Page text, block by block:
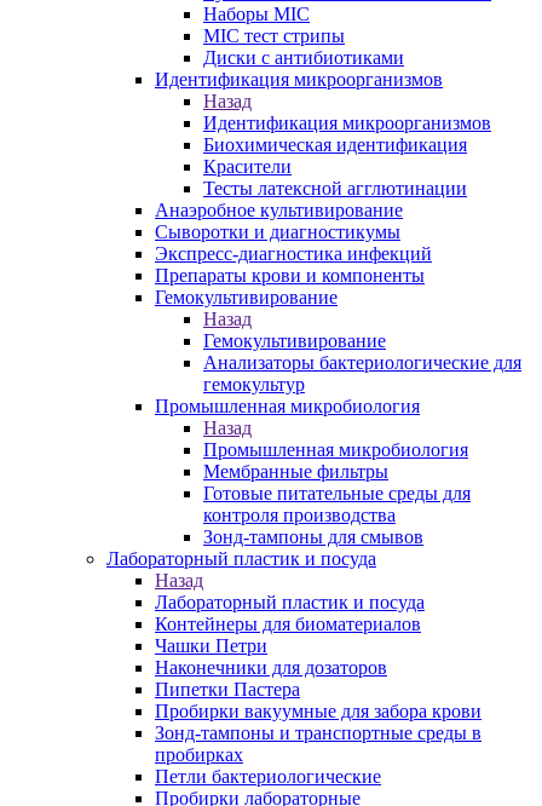
Наборы MIC
MIC тест стрипы
Диски с антибиотиками
Идентификация микроорганизмов
Назад
Идентификация микроорганизмов
Биохимическая идентификация
Красители
Тесты латексной агглютинации
Анаэробное культивирование
Сыворотки и диагностикумы
Экспресс-диагностика инфекций
Препараты крови и компоненты
Гемокультивирование
Назад
Гемокультивирование
Анализаторы бактериологические для
гемокультур
Промышленная микробиология
Назад
Промышленная микробиология
Мембранные фильтры
Готовые питательные среды для
контроля производства
Зонд-тампоны для смывов
Лабораторный пластик и посуда
Назад
Лабораторный пластик и посуда
Контейнеры для биоматериалов
Чашки Петри
Наконечники для дозаторов
Пипетки Пастера
Пробирки вакуумные для забора крови
Зонд-тампоны и транспортные среды в
пробирках
Петли бактериологические
Пробирки лабораторные